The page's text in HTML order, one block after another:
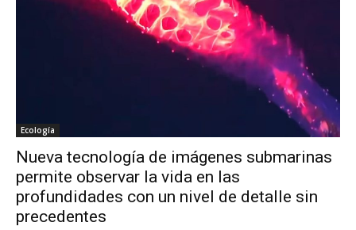
Ecología
Nueva tecnología de imágenes submarinas
permite observar la vida en las
profundidades con un nivel de detalle sin
precedentes